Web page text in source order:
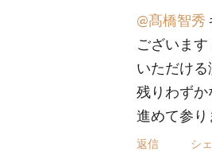
@髙橋智秀
ございま
いただける
残りわずか
進めて参り
返信 シ